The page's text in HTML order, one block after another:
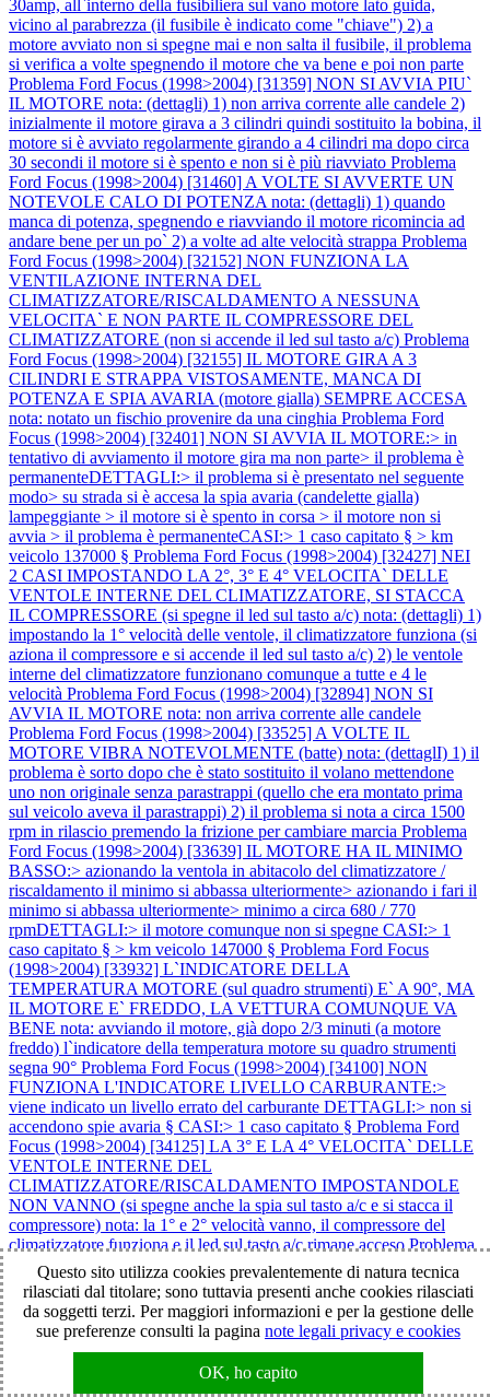
30amp, all`interno della fusibiliera sul vano motore lato guida,
vicino al parabrezza (il fusibile è indicato come "chiave") 2) a
motore avviato non si spegne mai e non salta il fusibile, il problema
si verifica a volte spegnendo il motore che va bene e poi non parte
Problema Ford Focus (1998>2004) [31359] NON SI AVVIA PIU`
IL MOTORE nota: (dettagli) 1) non arriva corrente alle candele 2)
inizialmente il motore girava a 3 cilindri quindi sostituito la bobina, il
motore si è avviato regolarmente girando a 4 cilindri ma dopo circa
30 secondi il motore si è spento e non si è più riavviato Problema
Ford Focus (1998>2004) [31460] A VOLTE SI AVVERTE UN
NOTEVOLE CALO DI POTENZA nota: (dettagli) 1) quando
manca di potenza, spegnendo e riavviando il motore ricomincia ad
andare bene per un po` 2) a volte ad alte velocità strappa Problema
Ford Focus (1998>2004) [32152] NON FUNZIONA LA
VENTILAZIONE INTERNA DEL
CLIMATIZZATORE/RISCALDAMENTO A NESSUNA
VELOCITA` E NON PARTE IL COMPRESSORE DEL
CLIMATIZZATORE (non si accende il led sul tasto a/c) Problema
Ford Focus (1998>2004) [32155] IL MOTORE GIRA A 3
CILINDRI E STRAPPA VISTOSAMENTE, MANCA DI
POTENZA E SPIA AVARIA (motore gialla) SEMPRE ACCESA
nota: notato un fischio provenire da una cinghia Problema Ford
Focus (1998>2004) [32401] NON SI AVVIA IL MOTORE:> in
tentativo di avviamento il motore gira ma non parte> il problema è
permanenteDETTAGLI:> il problema si è presentato nel seguente
modo> su strada si è accesa la spia avaria (candelette gialla)
lampeggiante > il motore si è spento in corsa > il motore non si
avvia > il problema è permanenteCASI:> 1 caso capitato § > km
veicolo 137000 § Problema Ford Focus (1998>2004) [32427] NEI
2 CASI IMPOSTANDO LA 2°, 3° E 4° VELOCITA` DELLE
VENTOLE INTERNE DEL CLIMATIZZATORE, SI STACCA
IL COMPRESSORE (si spegne il led sul tasto a/c) nota: (dettagli) 1)
impostando la 1° velocità delle ventole, il climatizzatore funziona (si
aziona il compressore e si accende il led sul tasto a/c) 2) le ventole
interne del climatizzatore funzionano comunque a tutte e 4 le
velocità Problema Ford Focus (1998>2004) [32894] NON SI
AVVIA IL MOTORE nota: non arriva corrente alle candele
Problema Ford Focus (1998>2004) [33525] A VOLTE IL
MOTORE VIBRA NOTEVOLMENTE (batte) nota: (dettaglI) 1) il
problema è sorto dopo che è stato sostituito il volano mettendone
uno non originale senza parastrappi (quello che era montato prima
sul veicolo aveva il parastrappi) 2) il problema si nota a circa 1500
rpm in rilascio premendo la frizione per cambiare marcia Problema
Ford Focus (1998>2004) [33639] IL MOTORE HA IL MINIMO
BASSO:> azionando la ventola in abitacolo del climatizzatore /
riscaldamento il minimo si abbassa ulteriormente> azionando i fari il
minimo si abbassa ulteriormente> minimo a circa 680 / 770
rpmDETTAGLI:> il motore comunque non si spegne CASI:> 1
caso capitato § > km veicolo 147000 § Problema Ford Focus
(1998>2004) [33932] L`INDICATORE DELLA
TEMPERATURA MOTORE (sul quadro strumenti) E` A 90°, MA
IL MOTORE E` FREDDO, LA VETTURA COMUNQUE VA
BENE nota: avviando il motore, già dopo 2/3 minuti (a motore
freddo) l`indicatore della temperatura motore su quadro strumenti
segna 90° Problema Ford Focus (1998>2004) [34100] NON
FUNZIONA L'INDICATORE LIVELLO CARBURANTE:>
viene indicato un livello errato del carburante DETTAGLI:> non si
accendono spie avaria § CASI:> 1 caso capitato § Problema Ford
Focus (1998>2004) [34125] LA 3° E LA 4° VELOCITA` DELLE
VENTOLE INTERNE DEL
CLIMATIZZATORE/RISCALDAMENTO IMPOSTANDOLE
NON VANNO (si spegne anche la spia sul tasto a/c e si stacca il
compressore) nota: la 1° e 2° velocità vanno, il compressore del
climatizzatore funziona e il led sul tasto a/c rimane accesoProblema
Ford Focus (1998>2004) [34740] SPIA DEI FRENI (!) ROSSA A
VOLTE ACCESA, LA VETTURA COMUNQUE VA BENE
nota: spegnendo e riavviando il motore la spia si spegne ma si
riaccende poco dopoProblema Ford Focus (1998>2004) [34844]
NON FUNZIONA PIU` IL CLIMATIZZATORE nota: (dettagli) 1)
azionando il climatizzatore non partono le ventole radiatore 2)
azionando il climatizzatore la corrente al compressore arriva
Questo sito utilizza cookies prevalentemente di natura tecnica
rilasciati dal titolare; sono tuttavia presenti anche cookies rilasciati
da soggetti terzi. Per maggiori informazioni e per la gestione delle
sue preferenze consulti la pagina note legali privacy e cookies
OK, ho capito